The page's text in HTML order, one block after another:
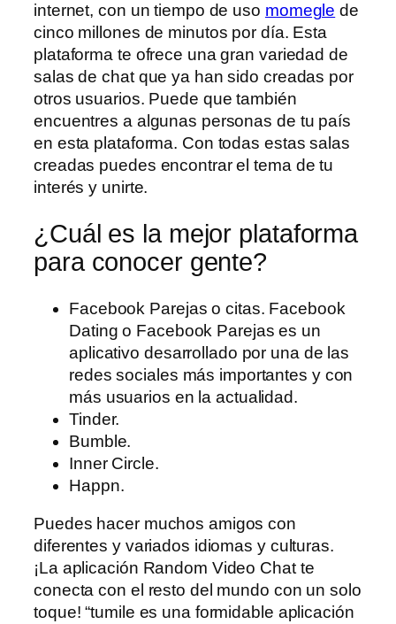
internet, con un tiempo de uso momegle de
cinco millones de minutos por día. Esta
plataforma te ofrece una gran variedad de
salas de chat que ya han sido creadas por
otros usuarios. Puede que también
encuentres a algunas personas de tu país
en esta plataforma. Con todas estas salas
creadas puedes encontrar el tema de tu
interés y unirte.
¿Cuál es la mejor plataforma
para conocer gente?
Facebook Parejas o citas. Facebook
Dating o Facebook Parejas es un
aplicativo desarrollado por una de las
redes sociales más importantes y con
más usuarios en la actualidad.
Tinder.
Bumble.
Inner Circle.
Happn.
Puedes hacer muchos amigos con
diferentes y variados idiomas y culturas.
¡La aplicación Random Video Chat te
conecta con el resto del mundo con un solo
toque! “tumile es una formidable aplicación